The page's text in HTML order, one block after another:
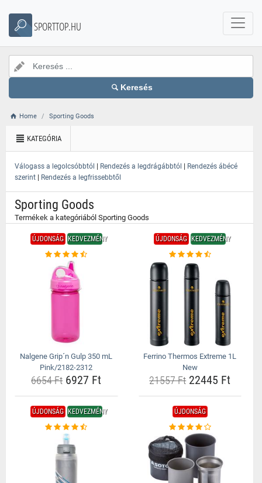
SPORTTOP.HU
Keresés
Home Sporting Goods
KATEGÓRIA
Válogass a legolcsóbbtól | Rendezés a legdrágábbtól | Rendezés ábécé
szerint | Rendezés a legfrissebbtől
Sporting Goods
Termékek a kategóriából Sporting Goods
ÚJDONSÁG KEDVEZMÉNY
Nalgene Grip´n Gulp 350 mL
Pink/2182-2312
6654 Ft6927 Ft
ÚJDONSÁG KEDVEZMÉNY
Ferrino Thermos Extreme 1L
New
21557 Ft22445 Ft
ÚJDONSÁG KEDVEZMÉNY ÚJDONSÁG